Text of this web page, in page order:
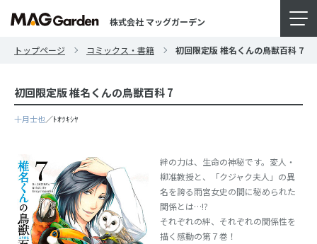
株式会社 マッグガーデン
トップページ コミックス・書籍 初回限定版 椎名くんの鳥獣百科 7
初回限定版 椎名くんの鳥獣百科 7
十月士也／ﾄｵﾂｷｼﾔ
絆の力は、生命の神秘です。変人・
柳准教授と、「クジャク夫人」の異
名を誇る雨宮女史の間に秘められた
関係とは…!?
それぞれの絆、それぞれの関係性を
描く感動の第７巻！